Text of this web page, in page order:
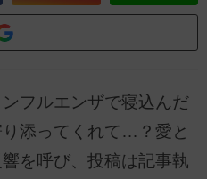
フルエンザで寝込んだ
添ってくれて…？愛と
を呼び、投稿は記事執